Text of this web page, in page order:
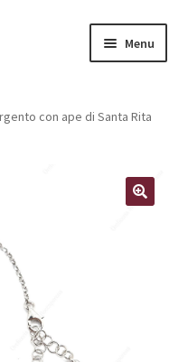
Menu
con ape di Santa Rita